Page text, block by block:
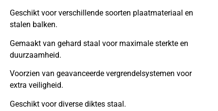
Geschikt voor verschillende soorten plaatmateriaal en
stalen balken.
Gemaakt van gehard staal voor maximale sterkte en
duurzaamheid.
Voorzien van geavanceerde vergrendelsystemen voor
extra veiligheid.
Geschikt voor diverse diktes staal.